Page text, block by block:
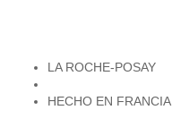
LA ROCHE-POSAY
HECHO EN FRANCIA